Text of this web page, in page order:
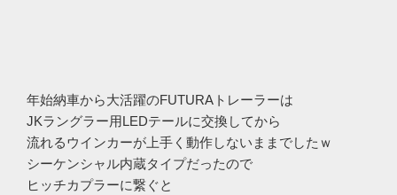
年始納車から大活躍のFUTURAトレーラーは
JKラングラー用LEDテールに交換してから
流れるウインカーが上手く動作しないままでしたｗ
シーケンシャル内蔵タイプだったので
ヒッチカプラーに繋ぐと